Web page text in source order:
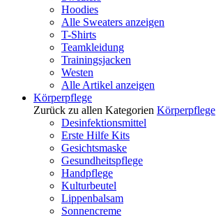
Hoodies
Alle Sweaters anzeigen
T-Shirts
Teamkleidung
Trainingsjacken
Westen
Alle Artikel anzeigen
Körperpflege
Zurück zu allen Kategorien Körperpflege
Desinfektionsmittel
Erste Hilfe Kits
Gesichtsmaske
Gesundheitspflege
Handpflege
Kulturbeutel
Lippenbalsam
Sonnencreme